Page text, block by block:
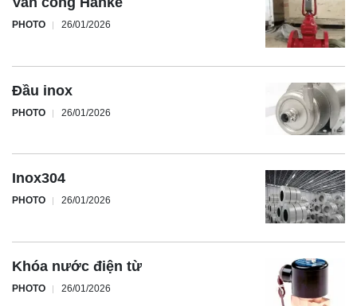
PHOTO 26/01/2026
Đầu inox
PHOTO 26/01/2026
Inox304
PHOTO 26/01/2026
Khóa nước điện từ
PHOTO 26/01/2026